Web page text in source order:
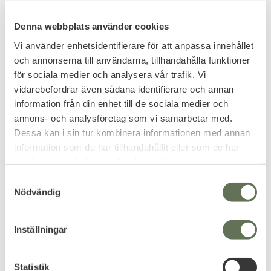
Denna webbplats använder cookies
Vi använder enhetsidentifierare för att anpassa innehållet
och annonserna till användarna, tillhandahålla funktioner
för sociala medier och analysera vår trafik. Vi
vidarebefordrar även sådana identifierare och annan
information från din enhet till de sociala medier och
annons- och analysföretag som vi samarbetar med.
Dessa kan i sin tur kombinera informationen med annan
information som du har tillhandahållit eller som de har
Nödvändig
Inställningar
Statistik
Bomberjacka Tunn
Sommar jacka i lite tunnare
599KR
+3
Flight jacket MA1 med orange
799KR